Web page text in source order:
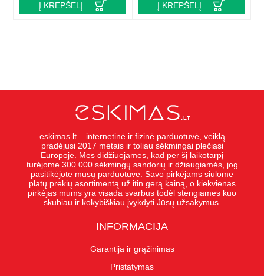
Į KREPŠELĮ Į KREPŠELĮ
eskimas.lt – internetinė ir fizinė parduotuvė, veiklą
pradėjusi 2017 metais ir toliau sėkmingai plečiasi
Europoje. Mes didžiuojames, kad per šį laikotarpį
turėjome 300 000 sėkmingų sandorių ir džiaugiamės, jog
pasitikėjote mūsų parduotuve. Savo pirkėjams siūlome
platų prekių asortimentą už itin gerą kainą, o kiekvienas
pirkėjas mums yra visada svarbus todėl stengiames kuo
skubiau ir kokybiškiau įvykdyti Jūsų užsakymus.
INFORMACIJA
Garantija ir grąžinimas
Pristatymas